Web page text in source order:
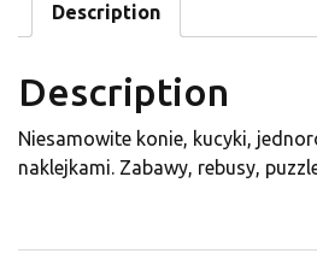
Description
Description
Niesamowite konie, kucyki,
naklejkami. Zabawy, rebusy,